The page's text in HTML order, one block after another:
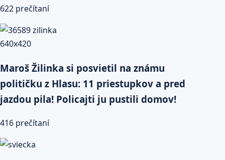
622 prečítaní
Maroš Žilinka si posvietil na známu
političku z Hlasu: 11 priestupkov a pred
jazdou pila! Policajti ju pustili domov!
416 prečítaní